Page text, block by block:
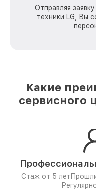
Отправляя
техники LG, Вы
Какие
сервисного
Стаж от 5 лет